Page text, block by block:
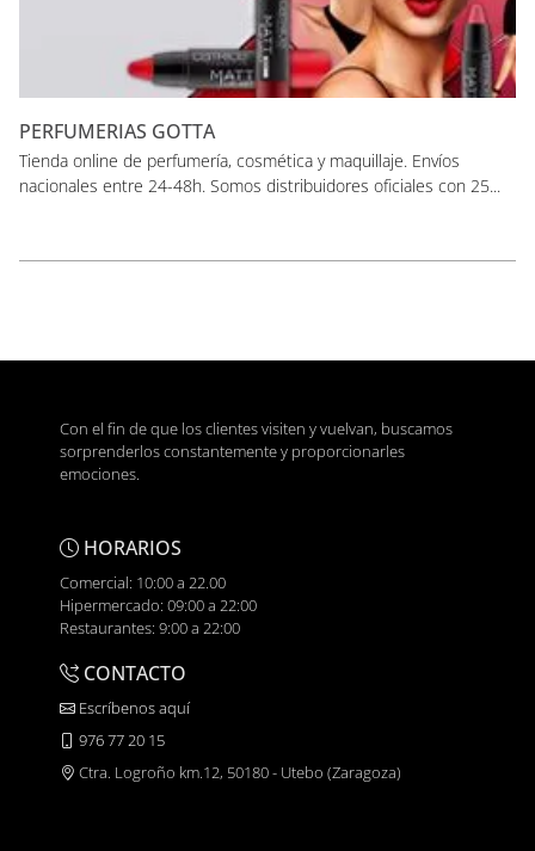
PERFUMERIAS GOTTA
Tienda online de perfumería, cosmética y maquillaje. Envíos
nacionales entre 24-48h. Somos distribuidores oficiales con 25...
Con el fin de que los clientes visiten y vuelvan, buscamos
sorprenderlos constantemente y proporcionarles
emociones.
HORARIOS
Comercial: 10:00 a 22.00
Hipermercado: 09:00 a 22:00
Restaurantes: 9:00 a 22:00
CONTACTO
Escríbenos aquí
976 77 20 15
Ctra. Logroño km.12, 50180 - Utebo (Zaragoza)